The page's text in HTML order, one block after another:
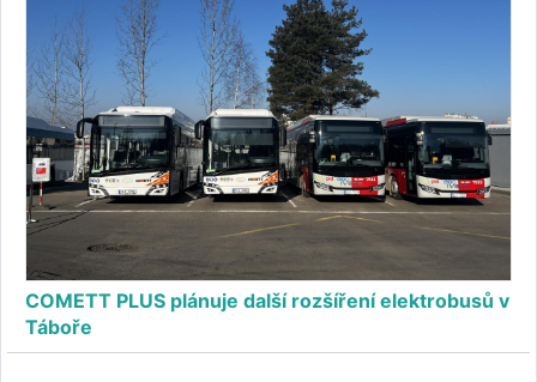
COMETT PLUS plánuje další rozšíření elektrobusů v
Táboře